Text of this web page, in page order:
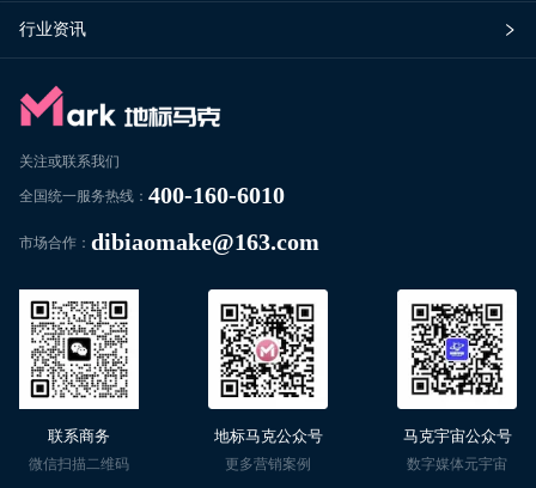
行业资讯
关注或联系我们
全国统一服务热线： 400-160-6010
市场合作： dibiaomake@163.com
联系商务
微信扫描二维码
地标马克公众号
更多营销案例
马克宇宙公众号
数字媒体元宇宙